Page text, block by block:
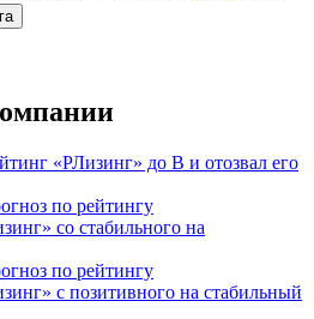
«РЛизинг» до В и отозвал его
по рейтингу
со стабильного на
по рейтингу
с позитивного на стабильный